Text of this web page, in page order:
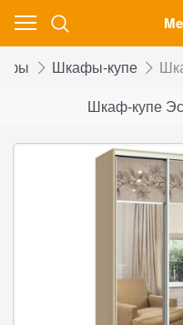
Шкафы-купе
Шкаф-купе